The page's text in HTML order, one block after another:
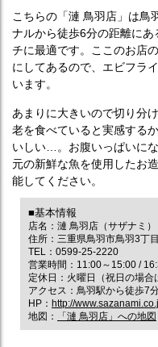
こちらの「漣 鳥羽店」は鳥
ナルから徒歩6分の距離に
チに最適です。ここのお店
にしてあるので、エビフラ
います。
あまりに大きいので切り分
老を食べていると実感する
いしい…。お腹いっぱいに
元の新鮮な魚を使用したお
能してください。
■基本情報
店名：漣 鳥羽店（サザナミ）
住所：三重県鳥羽市鳥羽3丁
TEL：0599-25-2220
営業時間：11:00～15:00 /
定休日：火曜日（祝日の場合
アクセス：鳥羽駅から徒歩7
HP： http://
地図：
「漣 鳥羽店」への地図